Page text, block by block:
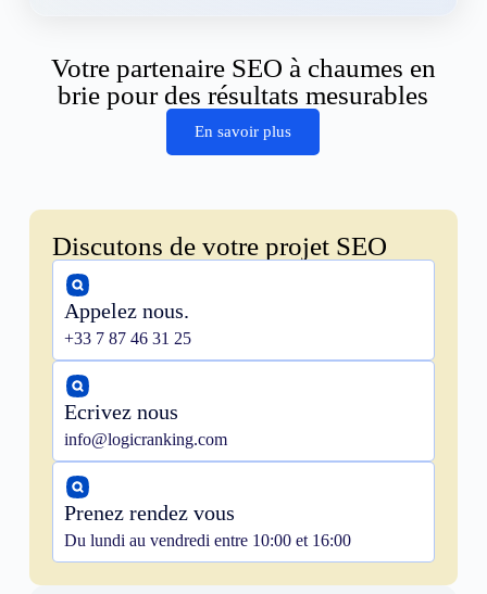
Votre partenaire SEO à chaumes en
brie pour des résultats mesurables
En savoir plus
Discutons de votre projet SEO
Appelez nous.
+33 7 87 46 31 25
Ecrivez nous
info@logicranking.com
Prenez rendez vous
Du lundi au vendredi entre 10:00 et 16:00